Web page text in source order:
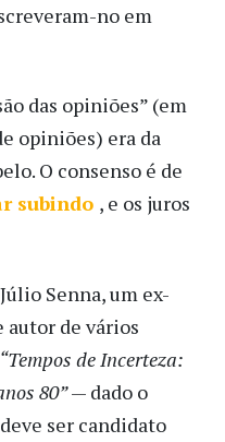
no em
das opiniões” (em
opiniões) era da
O consenso é de
subindo , e os juros
Senna, um ex-
autor de vários
“Tempos de Incerteza:
80”— dado o
ser candidato